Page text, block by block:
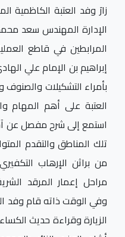
زارَ وفد العتبة
الإدارة المهندس سعد
المرابطين في قاطع
إبراهيم بن الإمام علي
بأمراء التشكيلات
العتبة على أهم المهام
استمع إلى شرح مفصل عن
تلك المناطق والتقدم
من براثن الإرهاب
مراحل إعمار المرقد
وفي الوقت ذاته قام وفد
الزيارة وقراءة حديث